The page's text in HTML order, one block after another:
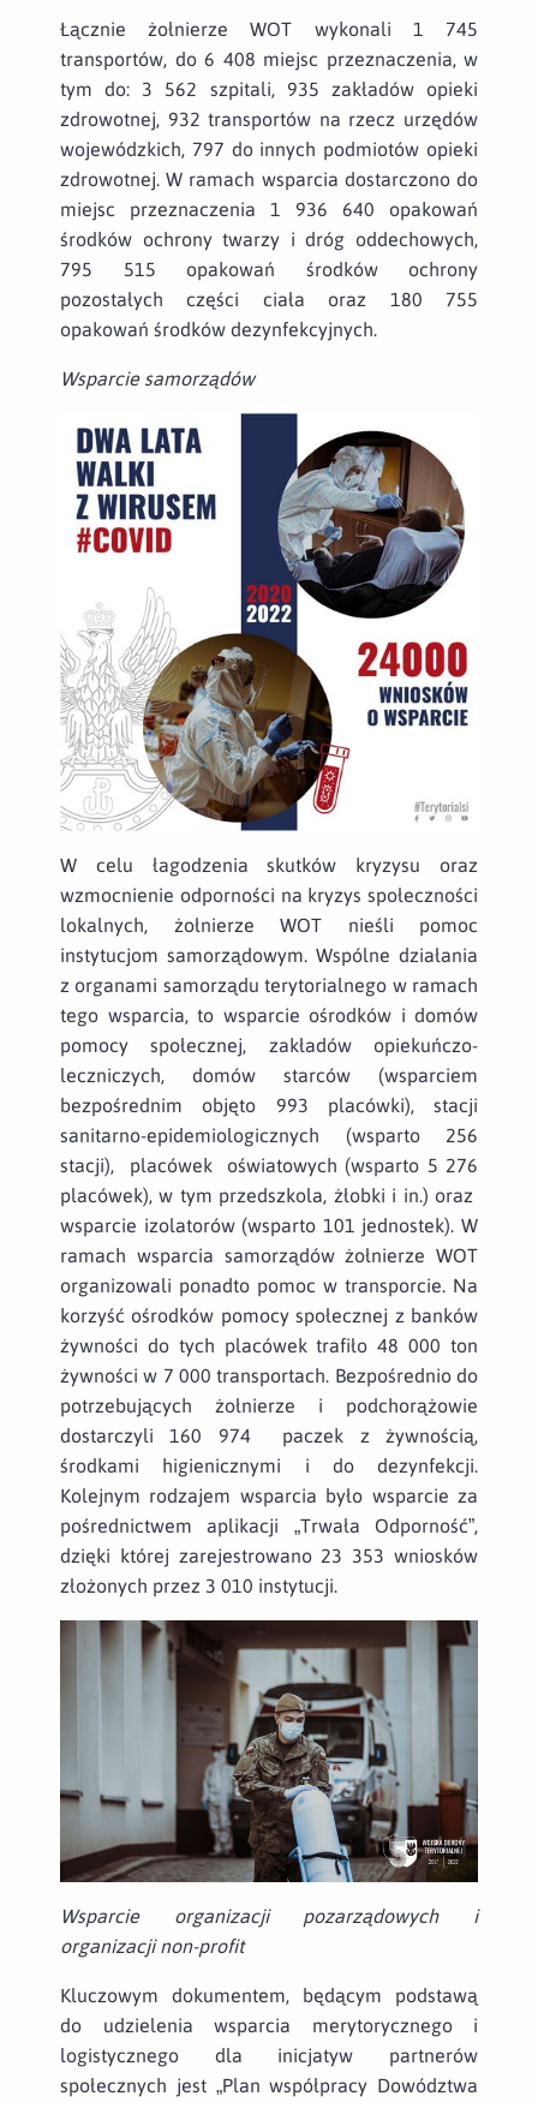
Łącznie żołnierze WOT wykonali 1 745
transportów, do 6 408 miejsc przeznaczenia, w
tym do: 3 562 szpitali, 935 zakładów opieki
zdrowotnej, 932 transportów na rzecz urzędów
wojewódzkich, 797 do innych podmiotów opieki
zdrowotnej. W ramach wsparcia dostarczono do
miejsc przeznaczenia 1 936 640 opakowań
środków ochrony twarzy i dróg oddechowych,
795 515 opakowań środków ochrony
pozostałych części ciała oraz 180 755
opakowań środków dezynfekcyjnych.
Wsparcie samorządów
W celu łagodzenia skutków kryzysu oraz
wzmocnienie odporności na kryzys społeczności
lokalnych, żołnierze WOT nieśli pomoc
instytucjom samorządowym. Wspólne działania
z organami samorządu terytorialnego w ramach
tego wsparcia, to wsparcie ośrodków i domów
pomocy społecznej, zakładów opiekuńczo-
leczniczych, domów starców (wsparciem
bezpośrednim objęto 993 placówki), stacji
sanitarno-epidemiologicznych (wsparto 256
stacji), placówek oświatowych (wsparto 5 276
placówek), w tym przedszkola, żłobki i in.) oraz
wsparcie izolatorów (wsparto 101 jednostek). W
ramach wsparcia samorządów żołnierze WOT
organizowali ponadto pomoc w transporcie. Na
korzyść ośrodków pomocy społecznej z banków
żywności do tych placówek trafiło 48 000 ton
żywności w 7 000 transportach. Bezpośrednio do
potrzebujących żołnierze i podchorążowie
dostarczyli 160 974 paczek z żywnością,
środkami higienicznymi i do dezynfekcji.
Kolejnym rodzajem wsparcia było wsparcie za
pośrednictwem aplikacji „Trwała Odporność”,
dzięki której zarejestrowano 23 353 wniosków
złożonych przez 3 010 instytucji.
Wsparcie organizacji pozarządowych i
organizacji non-profit
Kluczowym dokumentem, będącym podstawą
do udzielenia wsparcia merytorycznego i
logistycznego dla inicjatyw partnerów
społecznych jest „Plan współpracy Dowództwa